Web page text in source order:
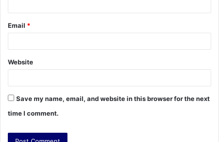
Email *
Website
Save my name, email, and website in this browser for the next
time I comment.